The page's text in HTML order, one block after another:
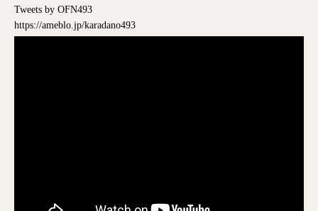
Tweets by OFN493
https://ameblo.jp/karadano493